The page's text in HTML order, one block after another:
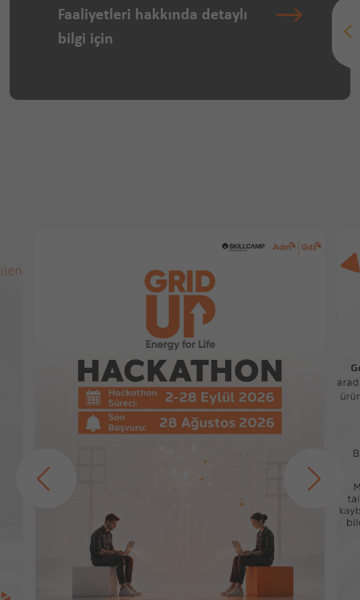
Faaliyetleri hakkında detaylı
bilgi için